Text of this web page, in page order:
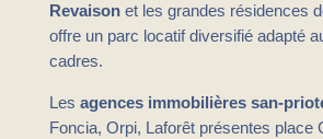
Revaisonet les grandes résidences
offre un parc locatif diversifié adapté
cadres.
Les agences immobilières san-
Foncia, Orpi, Laforêt présentes place